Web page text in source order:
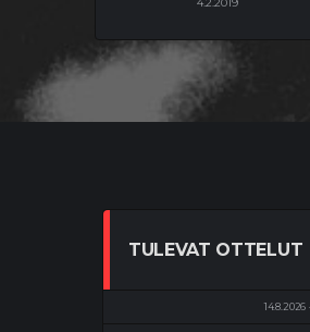
TULEVAT OTTELUT
14.8.2026